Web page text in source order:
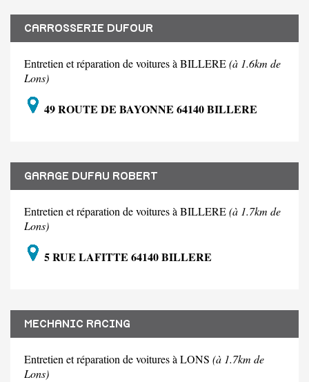
CARROSSERIE DUFOUR
Entretien et réparation de voitures à BILLERE(à 1.6km de
Lons)
49 ROUTE DE BAYONNE 64140 BILLERE
GARAGE DUFAU ROBERT
Entretien et réparation de voitures à BILLERE(à 1.7km de
Lons)
5 RUE LAFITTE 64140 BILLERE
MECHANIC RACING
Entretien et réparation de voitures à LONS (à 1.7km de
Lons)